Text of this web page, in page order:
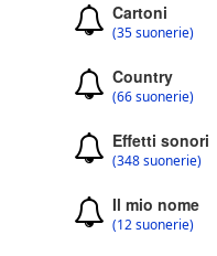
Cartoni
(35 suonerie)
Country
(66 suonerie)
Effetti sonori
(348 suonerie)
Il mio nome
(12 suonerie)